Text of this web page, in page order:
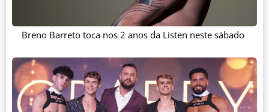
Breno Barreto toca nos 2 anos da Listen neste sábado